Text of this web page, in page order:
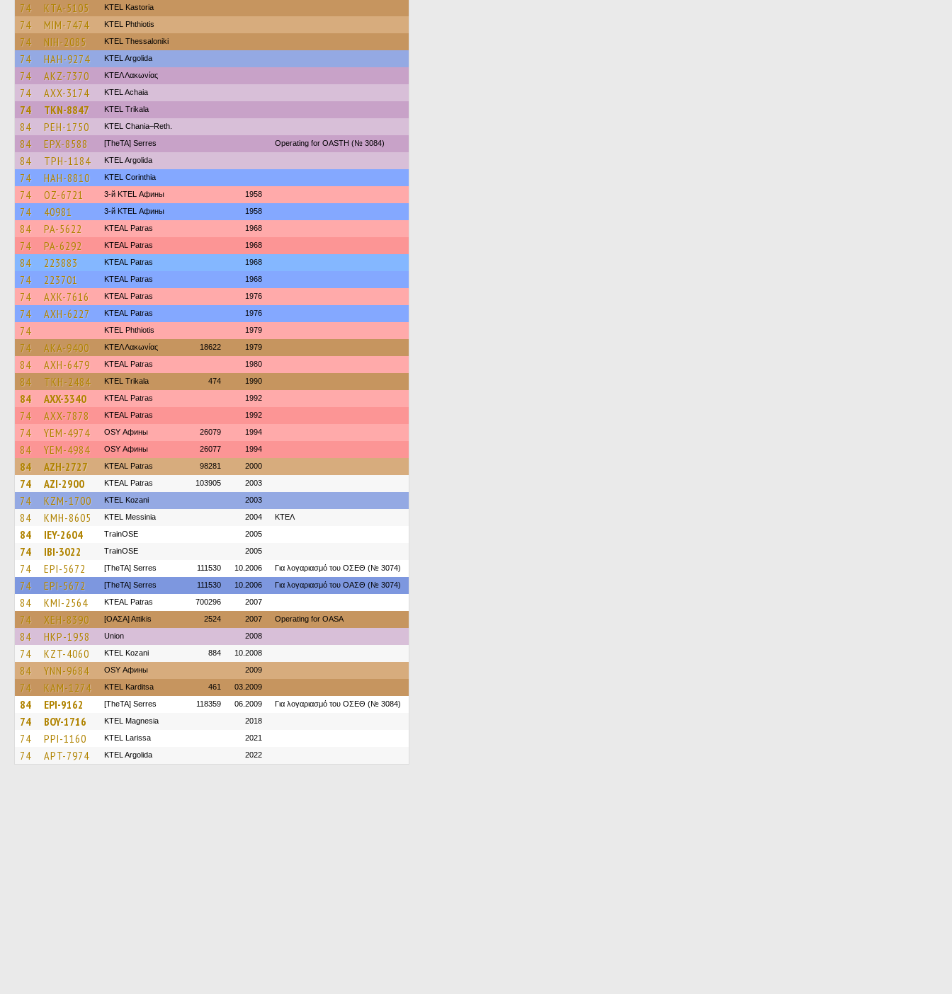
74 KTA-5105 KTEL Kastoria
74 MIM-7474 ΚΤΕL Phthiotis
74 NIH-2085 KTEL Thessaloniki
74 HAH-9274 KTEL Argolida
74 AKZ-7370 ΚΤΕΛ Λακωνίας
74 AXX-3174 KTEL Achaia
74 TKN-8847 ΚΤΕL Τrikala
84 PEH-1750 KTEL Chania–Reth.
84 EPX-8588 [TheTA] Serres Operating for OASTH (№ 3084)
84 TPH-1184 KTEL Argolida
74 HAH-8810 KTEL Corinthia
74 OZ-6721 3-й KTEL Афины 1958
74 40981 3-й KTEL Афины 1958
84 PA-5622 KTEAL Patras 1968
74 PA-6292 KTEAL Patras 1968
84 223883 KTEAL Patras 1968
74 223701 KTEAL Patras 1968
74 AXK-7616 KTEAL Patras 1976
74 AXH-6227 KTEAL Patras 1976
74 ΚΤΕL Phthiotis 1979
74 AKA-9400 ΚΤΕΛ Λακωνίας 18622 1979
84 AXH-6479 KTEAL Patras 1980
84 TKH-2484 ΚΤΕL Τrikala 474 1990
84 AXX-3340 KTEAL Patras 1992
74 AXX-7878 KTEAL Patras 1992
74 YEM-4974 OSY Афины 26079 1994
84 YEM-4984 OSY Афины 26077 1994
84 AZH-2727 KTEAL Patras 98281 2000
74 AZI-2900 KTEAL Patras 103905 2003
74 KZM-1700 ΚΤΕL Kozani 2003
84 KMH-8605 KTEL Messinia 2004 ΚΤΕΛ
84 IEY-2604 TrainΟSE 2005
74 IBI-3022 TrainΟSE 2005
74 EPI-5672 [TheTA] Serres 111530 10.2006 Για λογαριασμό του ΟΣΕΘ (№ 3074)
74 EPI-5672 [TheTA] Serres 111530 10.2006 Για λογαριασμό του ΟΑΣΘ (№ 3074)
84 KMI-2564 KTEAL Patras 700296 2007
74 XEH-8390 [ΟΑΣΑ] Αttikis 2524 2007 Operating for OASA
84 HKP-1958 Union 2008
74 KZT-4060 ΚΤΕL Kozani 884 10.2008
84 YNN-9684 OSY Афины 2009
74 KAM-1274 ΚΤΕL Karditsa 461 03.2009
84 EPI-9162 [TheTA] Serres 118359 06.2009 Για λογαριασμό του ΟΣΕΘ (№ 3084)
74 BOY-1716 ΚΤΕL Magnesia 2018
74 PPI-1160 KTEL Larissa 2021
74 APT-7974 KTEL Argolida 2022